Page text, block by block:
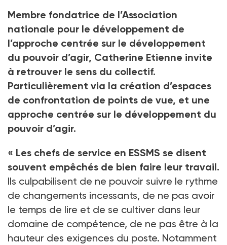
Membre fondatrice de l’Association
nationale pour le développement de
l’approche centrée sur le développement
du pouvoir d’agir, Catherine Etienne invite
à retrouver le sens du collectif.
Particulièrement via la création d’espaces
de confrontation de points de vue, et une
approche centrée sur le développement du
pouvoir d’agir.
« Les chefs de service en ESSMS se disent
souvent empêchés de bien faire leur travail.
Ils culpabilisent de ne pouvoir suivre le rythme
de changements incessants, de ne pas avoir
le temps de lire et de se cultiver dans leur
domaine de compétence, de ne pas être à la
hauteur des exigences du poste. Notamment